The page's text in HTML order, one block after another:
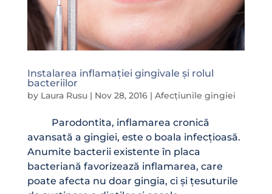
Instalarea inflamației gingivale și rolul
bacteriilor
by Laura Rusu| Nov 28, 2016| Afecțiunile gingiei
Parodontita, inflamarea cronică
avansată a gingiei, este o boala infecțioasă.
Anumite bacterii existente în placa
bacteriană favorizează inflamarea, care
poate afecta nu doar gingia, ci și țesuturile